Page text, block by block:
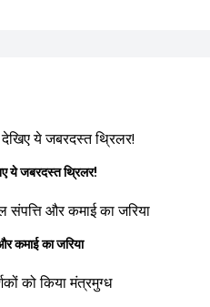
जबरदस्त थ्रिलर!
कमाई का जरिया